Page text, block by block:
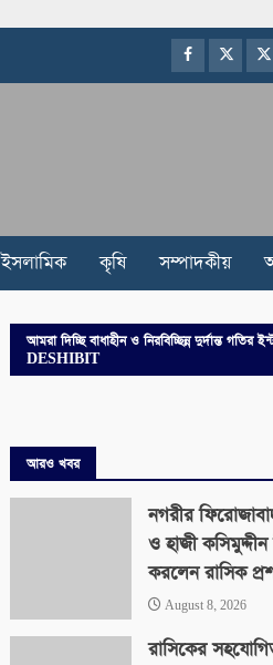
Facebook
Twitter
ইসলামিক কৃষি সম্পাদকীয়
আমরা দিচ্ছি বাধাহীন ও নিরবিচ্ছিন্ন দুর্দান্ত গতির
DESHIBIT
আরও খবর
নগরীর
ও হাজী
করলেন রাসিক
August 8, 2026
রাসিকের